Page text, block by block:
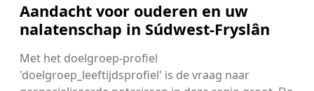
Aandacht voor ouderen en uw
nalatenschap in Súdwest-Fryslân
Met het doelgroep-profiel
'doelgroep_leeftijdsprofiel' is de vraag naar